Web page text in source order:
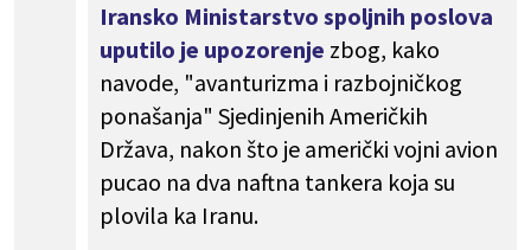
Iransko Ministarstvo spoljnih poslova
uputilo je upozorenje zbog, kako
navode, "avanturizma i razbojničkog
ponašanja" Sjedinjenih Američkih
Država, nakon što je američki vojni avion
pucao na dva naftna tankera koja su
plovila ka Iranu.